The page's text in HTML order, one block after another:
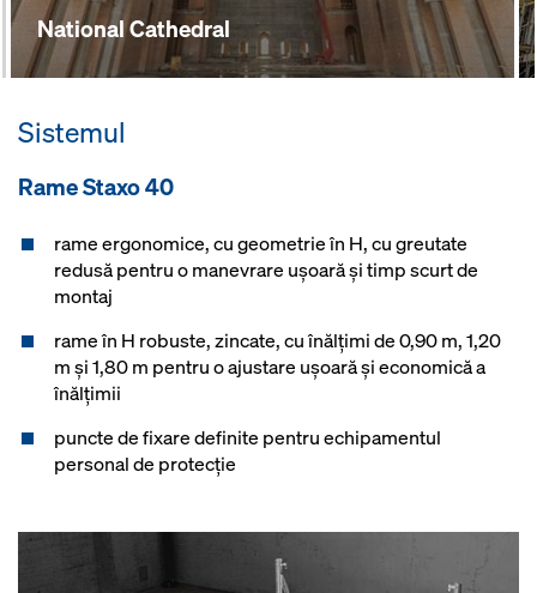
National Cathedral
Sistemul
Rame Staxo 40
rame ergonomice, cu geometrie în H, cu greutate
redusă pentru o manevrare uşoară şi timp scurt de
montaj
rame în H robuste, zincate, cu înălţimi de 0,90 m, 1,20
m şi 1,80 m pentru o ajustare uşoară şi economică a
înălţimii
puncte de fixare definite pentru echipamentul
personal de protecție